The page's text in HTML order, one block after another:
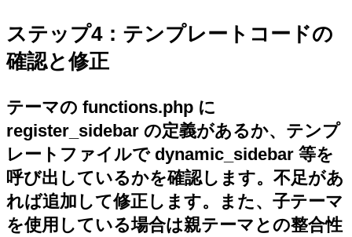
ステップ4：テンプレートコードの
確認と修正
テーマの functions.php に
register_sidebar の定義があるか、テンプ
レートファイルで dynamic_sidebar 等を
呼び出しているかを確認します。不足があ
れば追加して修正します。また、子テーマ
を使用している場合は親テーマとの整合性